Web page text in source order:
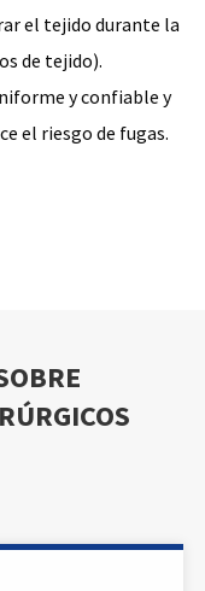
el tejido durante la
de tejido).
y confiable y
el riesgo de fugas.
un medio rápido
mínimo.
manuales y
barrera estéril
entorno externo,
y